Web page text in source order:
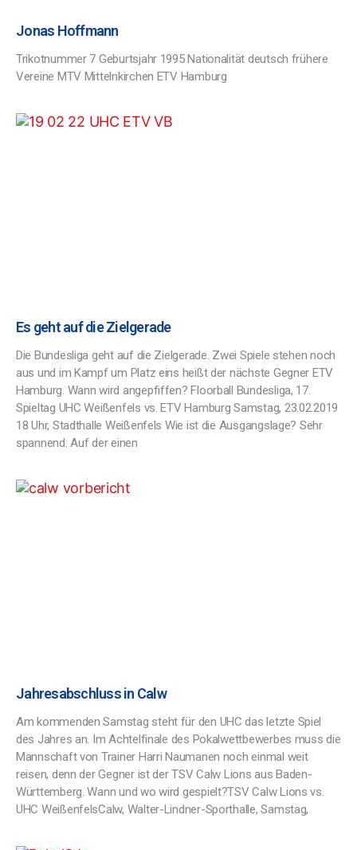
Jonas Hoffmann
Trikotnummer 7 Geburtsjahr 1995 Nationalität deutsch frühere
Vereine MTV Mittelnkirchen ETV Hamburg
Es geht auf die Zielgerade
Die Bundesliga geht auf die Zielgerade. Zwei Spiele stehen noch
aus und im Kampf um Platz eins heißt der nächste Gegner ETV
Hamburg. Wann wird angepfiffen? Floorball Bundesliga, 17.
Spieltag UHC Weißenfels vs. ETV Hamburg Samstag, 23.02.2019
18 Uhr, Stadthalle Weißenfels Wie ist die Ausgangslage? Sehr
spannend: Auf der einen
Jahresabschluss in Calw
Am kommenden Samstag steht für den UHC das letzte Spiel
des Jahres an. Im Achtelfinale des Pokalwettbewerbes muss die
Mannschaft von Trainer Harri Naumanen noch einmal weit
reisen, denn der Gegner ist der TSV Calw Lions aus Baden-
Württemberg. Wann und wo wird gespielt?TSV Calw Lions vs.
UHC WeißenfelsCalw, Walter-Lindner-Sporthalle, Samstag,